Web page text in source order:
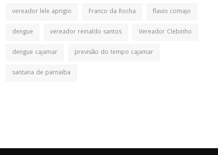
vereador lele aprigio
Franco da Rocha
flavio comajo
dengue
vereador reinaldo santos
Vereador Clebinho
dengue cajamar
previsão do tempo cajamar
santana de parnaiba